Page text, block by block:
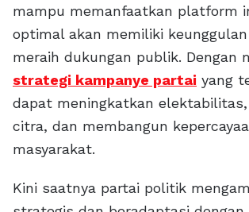
mampu memanfaatkan platform
optimal akan memiliki
meraih dukungan publik. Dengan
strategi kampanye partai yang
dapat meningkatkan
citra, dan membangun
masyarakat.
Kini saatnya partai politik